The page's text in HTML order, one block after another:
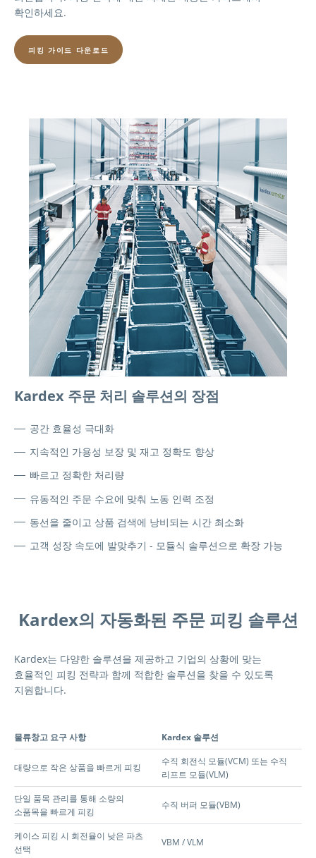
확인하세요.
피킹 가이드 다운로드
Kardex 주문 처리 솔루션의 장점
공간 효율성 극대화
지속적인 가용성 보장 및 재고 정확도 향상
빠르고 정확한 처리량
유동적인 주문 수요에 맞춰 노동 인력 조정
동선을 줄이고 상품 검색에 낭비되는 시간 최소화
고객 성장 속도에 발맞추기 - 모듈식 솔루션으로 확장 가능
Kardex의 자동화된 주문 피킹 솔루션
Kardex는 다양한 솔루션을 제공하고 기업의 상황에 맞는
효율적인 피킹 전략과 함께 적합한 솔루션을 찾을 수 있도록
지원합니다.
Tabelle mit 3 Einträgen anzeigen
물류창고 요구 사항 Kardex 솔루션
대량으로 작은 상품을 빠르게 피킹
수직 회전식 모듈(VCM) 또는 수직
리프트 모듈(VLM)
단일 품목 관리를 통해 소량의
소품목을 빠르게 피킹
수직 버퍼 모듈(VBM)
케이스 피킹 시 회전율이 낮은 파츠
선택
VBM / VLM